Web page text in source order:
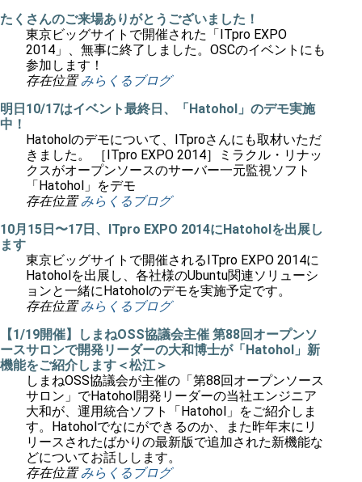
たくさんのご来場ありがとうございました！
東京ビッグサイトで開催された「ITpro EXPO
2014」、無事に終了しました。OSCのイベントにも
参加します！
存在位置 みらくるブログ
明日10/17はイベント最終日、「Hatohol」のデモ実施
中！
Hatoholのデモについて、ITproさんにも取材いただ
きました。 ［ITpro EXPO 2014］ミラクル・リナッ
クスがオープンソースのサーバー一元監視ソフト
「Hatohol」をデモ
存在位置 みらくるブログ
10月15日〜17日、ITpro EXPO 2014にHatoholを出展し
ます
東京ビッグサイトで開催されるITpro EXPO 2014に
Hatoholを出展し、各社様のUbuntu関連ソリューシ
ョンと一緒にHatoholのデモを実施予定です。
存在位置 みらくるブログ
【1/19開催】しまねOSS協議会主催 第88回オープンソ
ースサロンで開発リーダーの大和博士が「Hatohol」新
機能をご紹介します＜松江＞
しまねOSS協議会が主催の「第88回オープンソース
サロン」でHatohol開発リーダーの当社エンジニア
大和が、運用統合ソフト「Hatohol」をご紹介しま
す。Hatoholでなにができるのか、また昨年末にリ
リースされたばかりの最新版で追加された新機能な
どについてお話しします。
存在位置 みらくるブログ